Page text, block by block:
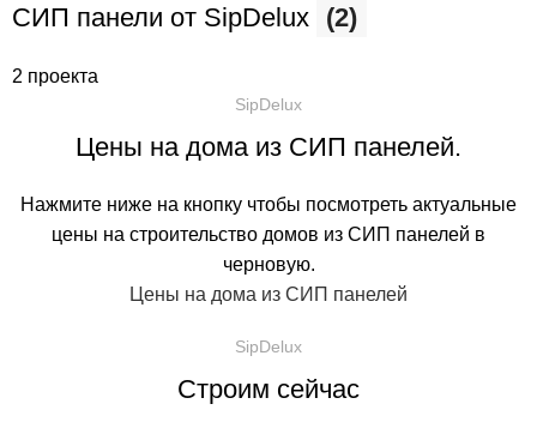
СИП панели от SipDelux (2)
2 проекта
SipDelux
Цены на дома из СИП панелей.
Нажмите ниже на кнопку чтобы посмотреть актуальные
цены на строительство домов из СИП панелей в
черновую.
Цены на дома из СИП панелей
SipDelux
Строим сейчас